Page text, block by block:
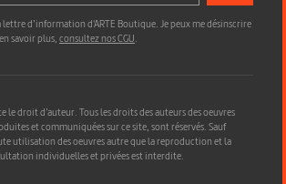
d’information d'ARTE Boutique. Je peux me désinscrire
savoir plus,consultez nos CGU.
le droit d’auteur. Tous les droits des auteurs des oeuvres
et communiquées sur ce site, sont réservés. Sauf
utilisation des oeuvres autre que la reproduction et la
individuelles et privées est interdite.